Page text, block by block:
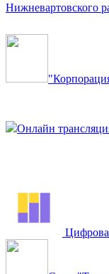
Нижневартовского
Онлайн